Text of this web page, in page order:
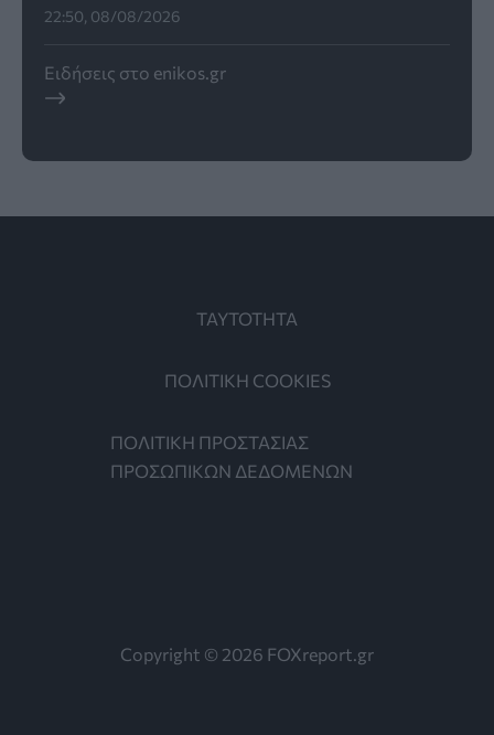
22:50, 08/08/2026
Ειδήσεις στο enikos.gr
ΤΑΥΤΟΤΗΤΑ
ΠΟΛΙΤΙΚΗ COOKIES
ΠΟΛΙΤΙΚΗ ΠΡΟΣΤΑΣΙΑΣ
ΠΡΟΣΩΠΙΚΩΝ ΔΕΔΟΜΕΝΩΝ
Copyright © 2026 FOXreport.gr